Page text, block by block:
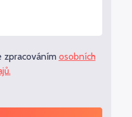
zpracováním osobních